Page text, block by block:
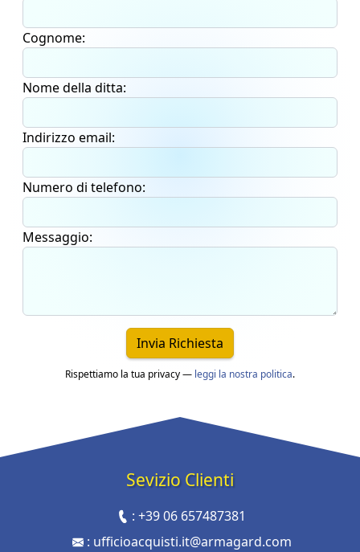
Cognome:
Nome della ditta:
Indirizzo email:
Numero di telefono:
Messaggio:
Invia Richiesta
Rispettiamo la tua privacy — leggi la nostra politica.
Sevizio Clienti
:+39 06 657487381
: ufficioacquisti.it@armagard.com